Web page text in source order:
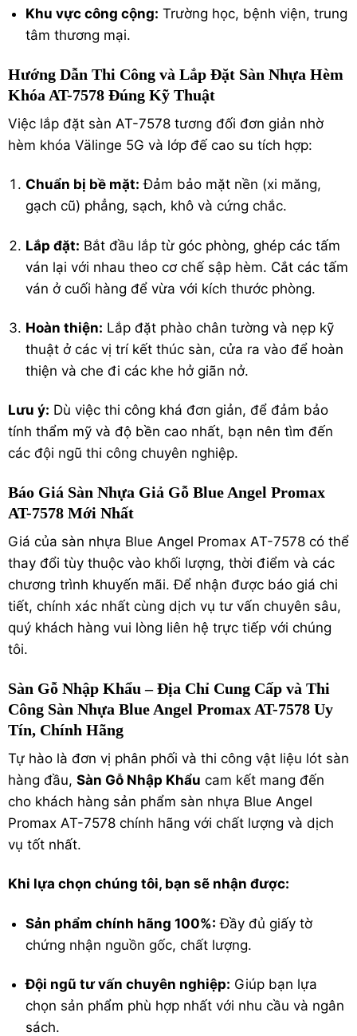
Khu vực công cộng: Trường học, bệnh viện, trung
tâm thương mại.
Hướng Dẫn Thi Công và Lắp Đặt Sàn Nhựa Hèm
Khóa AT-7578 Đúng Kỹ Thuật
Việc lắp đặt sàn AT-7578 tương đối đơn giản nhờ
hèm khóa Välinge 5G và lớp đế cao su tích hợp:
Chuẩn bị bề mặt: Đảm bảo mặt nền (xi măng,
gạch cũ) phẳng, sạch, khô và cứng chắc.
Lắp đặt: Bắt đầu lắp từ góc phòng, ghép các tấm
ván lại với nhau theo cơ chế sập hèm. Cắt các tấm
ván ở cuối hàng để vừa với kích thước phòng.
Hoàn thiện: Lắp đặt phào chân tường và nẹp kỹ
thuật ở các vị trí kết thúc sàn, cửa ra vào để hoàn
thiện và che đi các khe hở giãn nở.
Lưu ý: Dù việc thi công khá đơn giản, để đảm bảo
tính thẩm mỹ và độ bền cao nhất, bạn nên tìm đến
các đội ngũ thi công chuyên nghiệp.
Báo Giá Sàn Nhựa Giả Gỗ Blue Angel Promax
AT-7578 Mới Nhất
Giá của sàn nhựa Blue Angel Promax AT-7578 có thể
thay đổi tùy thuộc vào khối lượng, thời điểm và các
chương trình khuyến mãi. Để nhận được báo giá chi
tiết, chính xác nhất cùng dịch vụ tư vấn chuyên sâu,
quý khách hàng vui lòng liên hệ trực tiếp với chúng
tôi.
Sàn Gỗ Nhập Khẩu – Địa Chỉ Cung Cấp và Thi
Công Sàn Nhựa Blue Angel Promax AT-7578 Uy
Tín, Chính Hãng
Tự hào là đơn vị phân phối và thi công vật liệu lót sàn
hàng đầu, Sàn Gỗ Nhập Khẩu cam kết mang đến
cho khách hàng sản phẩm sàn nhựa Blue Angel
Promax AT-7578 chính hãng với chất lượng và dịch
vụ tốt nhất.
Khi lựa chọn chúng tôi, bạn sẽ nhận được:
Sản phẩm chính hãng 100%: Đầy đủ giấy tờ
chứng nhận nguồn gốc, chất lượng.
Đội ngũ tư vấn chuyên nghiệp: Giúp bạn lựa
chọn sản phẩm phù hợp nhất với nhu cầu và ngân
sách.